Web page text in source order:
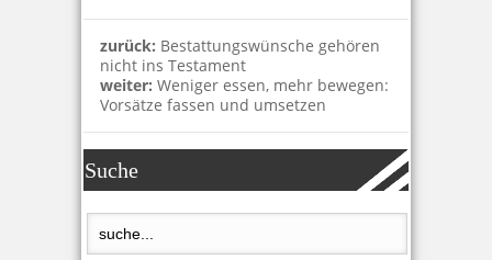
zurück: Bestattungswünsche gehören
nicht ins Testament
weiter: Weniger essen, mehr bewegen:
Vorsätze fassen und umsetzen
Suche